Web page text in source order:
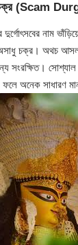
চক্র (Scam
দুর্গোৎসবের নাম
চক্র। অথচ আসল
সংরক্ষিত।
ফলে অনেক সাধারণ